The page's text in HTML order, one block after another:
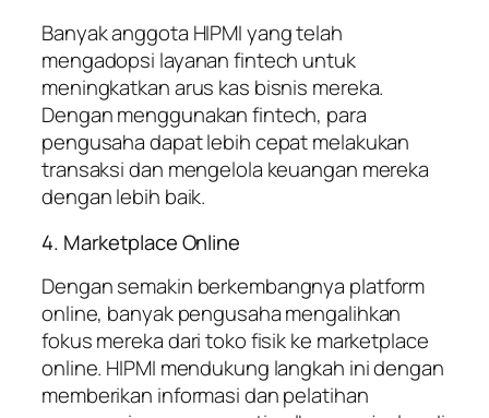
Banyak anggota HIPMI yang telah
mengadopsi layanan fintech untuk
meningkatkan arus kas bisnis mereka.
Dengan menggunakan fintech, para
pengusaha dapat lebih cepat melakukan
transaksi dan mengelola keuangan mereka
dengan lebih baik.
4. Marketplace Online
Dengan semakin berkembangnya platform
online, banyak pengusaha mengalihkan
fokus mereka dari toko fisik ke marketplace
online. HIPMI mendukung langkah ini dengan
memberikan informasi dan pelatihan